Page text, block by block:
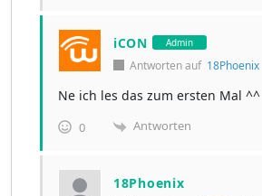
iCON Admin
Antworten auf 18Phoenix
Ne ich les das zum ersten Mal ^^
0 Antworten
18Phoenix